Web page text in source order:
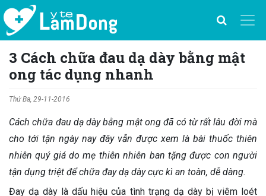
3 Cách chữa đau dạ dày bằng mật
ong tác dụng nhanh
Thứ Ba, 29-11-2016
Cách chữa đau dạ dày bằng mật ong đã có từ rất lâu đời mà
cho tới tận ngày nay đây vẫn được xem là bài thuốc thiên
nhiên quý giá do mẹ thiên nhiên ban tặng được con người
tận dụng triệt để chữa đay dạ dày cực kì an toàn, dễ dàng.
Đay dạ dày là dấu hiệu của tình trạng dạ dày bị viêm loét